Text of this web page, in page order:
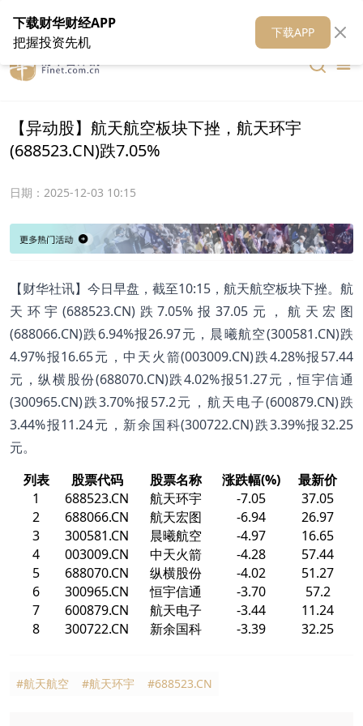
在线客服 关于我们 财华媒体矩阵 财华智库
【异动股】航天航空板块下挫，航天环宇
(688523.CN)跌7.05%
日期： 2025-12-03 10:15
【财华社讯】今日早盘，截至10:15，航天航空板块下挫。航
天环宇(688523.CN)跌7.05%报37.05元，航天宏图
(688066.CN)跌6.94%报26.97元，晨曦航空(300581.CN)跌
4.97%报16.65元，中天火箭(003009.CN)跌4.28%报57.44
元，纵横股份(688070.CN)跌4.02%报51.27元，恒宇信通
(300965.CN)跌3.70%报57.2元，航天电子(600879.CN)跌
3.44%报11.24元，新余国科(300722.CN)跌3.39%报32.25
元。
列表
股票代码 股票名称 涨跌幅(%)
最新价
1
688523.CN 航天环宇 -7.05
37.05
2
688066.CN 航天宏图 -6.94
26.97
3
300581.CN 晨曦航空 -4.97
16.65
4
003009.CN 中天火箭 -4.28
57.44
5
688070.CN 纵横股份 -4.02
51.27
6
300965.CN 恒宇信通 -3.70
57.2
7
600879.CN 航天电子 -3.44
11.24
8
300722.CN 新余国科 -3.39 32.25
#航天航空 #航天环宇 #688523.CN
下载财华财经APP
把握投资先机
下载APP